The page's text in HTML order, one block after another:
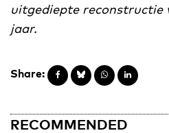
uitgediepte reconstructie
jaar.
Share:
RECOMMENDED